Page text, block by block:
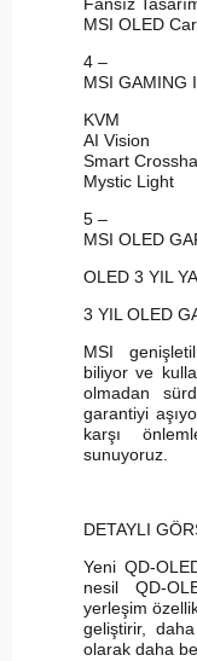
MSI OLED
4 –
MSI GAMING
KVM
AI Vision
Smart
Mystic Light
5 –
MSI OLED
OLED 3 YIL
3 YIL OLED
MSI
biliyor ve
olmadan
garantiyi
karşı
sunuyoruz.
DETAYLI
Yeni QD-
nesil QD-
yerleşim
geliştirir,
olarak daha